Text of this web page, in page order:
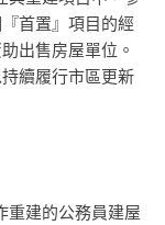
首置』項目的經
出售房屋單位。
續履行市區更新
建的公務員建屋